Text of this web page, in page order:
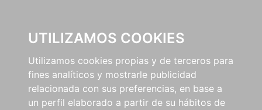
UTILIZAMOS COOKIES
Utilizamos cookies propias y de terceros para
fines analíticos y mostrarle publicidad
relacionada con sus preferencias, en base a
un perfil elaborado a partir de su hábitos de